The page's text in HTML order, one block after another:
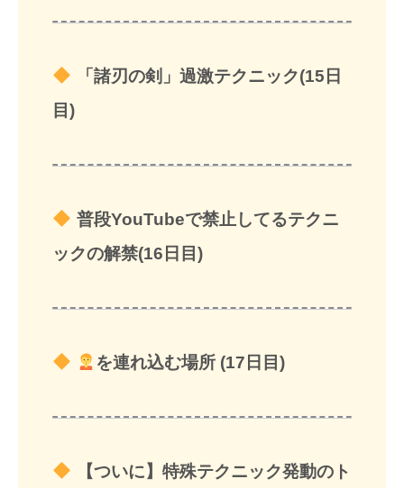
「諸刃の剣」過激テクニック(15日
目)
普段YouTubeで禁止してるテクニ
ックの解禁(16日目)
を連れ込む場所 (17日目)
【ついに】特殊テクニック発動のト